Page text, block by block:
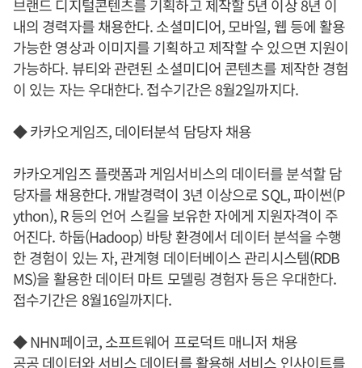
브랜드 디지털콘텐츠를 기획하고 제작할 5년 이상 8년 이
내의 경력자를 채용한다. 소셜미디어, 모바일, 웹 등에 활용
가능한 영상과 이미지를 기획하고 제작할 수 있으면 지원이
가능하다. 뷰티와 관련된 소셜미디어 콘텐츠를 제작한 경험
이 있는 자는 우대한다. 접수기간은 8월2일까지다.
◆ 카카오게임즈, 데이터분석 담당자 채용
카카오게임즈 플랫폼과 게임서비스의 데이터를 분석할 담
당자를 채용한다. 개발경력이 3년 이상으로 SQL, 파이썬(P
ython), R 등의 언어 스킬을 보유한 자에게 지원자격이 주
어진다. 하둡(Hadoop) 바탕 환경에서 데이터 분석을 수행
한 경험이 있는 자, 관계형 데이터베이스 관리시스템(RDB
MS)을 활용한 데이터 마트 모델링 경험자 등은 우대한다.
접수기간은 8월16일까지다.
◆ NHN페이코, 소프트웨어 프로덕트 매니저 채용
공공 데이터와 서비스 데이터를 활용해 서비스 인사이트를